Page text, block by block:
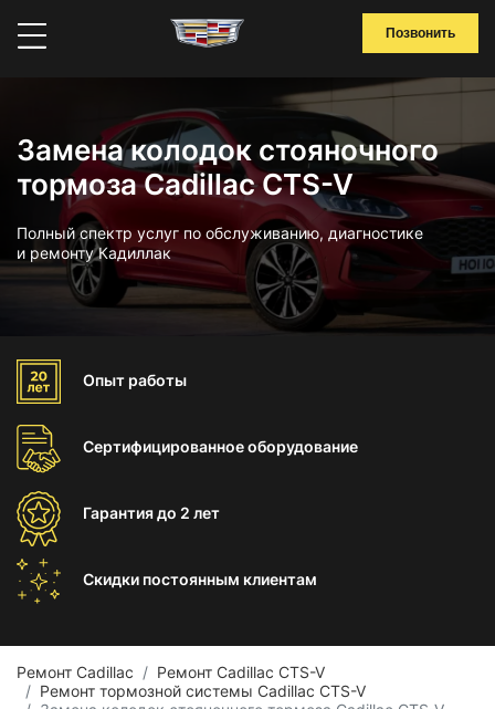
Позвонить
Замена колодок стояночного
тормоза Cadillac CTS-V
Полный спектр услуг по обслуживанию, диагностике
и ремонту Кадиллак
Опыт работы
Сертифицированноеоборудование
Гарантиядо 2 лет
Скидки постоянным клиентам
Ремонт Cadillac
Ремонт Cadillac CTS-V
Ремонт тормозной системы Cadillac CTS-V